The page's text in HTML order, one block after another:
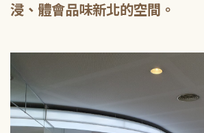
浸、體會品味新北的空間。